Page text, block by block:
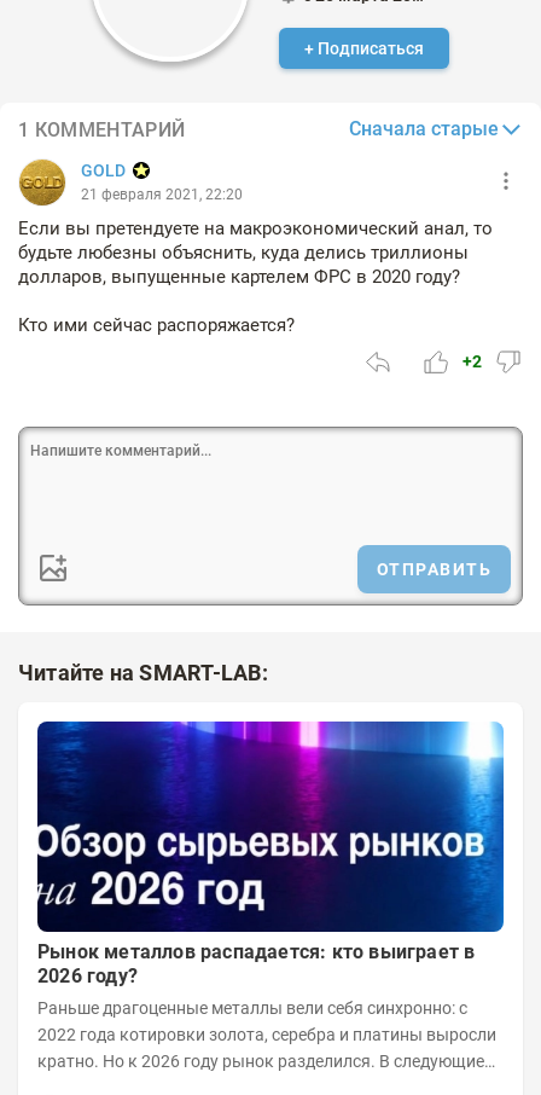
+ Подписаться
1 КОММЕНТАРИЙ Сначала старые
GOLD
21 февраля 2021, 22:20
Если вы претендуете на макроэкономический анал, то
будьте любезны объяснить, куда делись триллионы
долларов, выпущенные картелем ФРС в 2020 году?
Кто ими сейчас распоряжается?
+2
ОТПРАВИТЬ
Читайте на SMART-LAB:
Рынок металлов распадается: кто выиграет в
2026 году?
Раньше драгоценные металлы вели себя синхронно: с
2022 года котировки золота, серебра и платины выросли
кратно. Но к 2026 году рынок разделился. В следующие